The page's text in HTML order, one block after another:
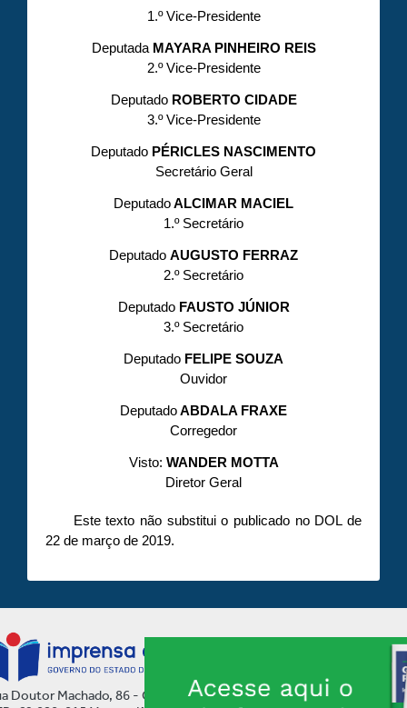
1.º Vice-Presidente
DeputadaMAYARA PINHEIRO REIS
2.º Vice-Presidente
DeputadoROBERTO CIDADE
3.º Vice-Presidente
Deputado PÉRICLES NASCIMENTO
Secretário Geral
DeputadoALCIMAR MACIEL
1.º Secretário
Deputado AUGUSTO FERRAZ
2.º Secretário
DeputadoFAUSTO JÚNIOR
3.º Secretário
Deputado FELIPE SOUZA
Ouvidor
DeputadoABDALA FRAXE
Corregedor
Visto: WANDER MOTTA
Diretor Geral
Este texto não substitui o publicado no DOL de
22 de março de 2019.
Doutor Machado, 86 - Centro